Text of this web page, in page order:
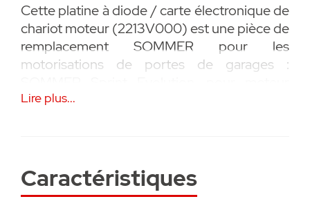
Cette platine à diode / carte électronique de
chariot moteur (2213V000) est une pièce de
remplacement SOMMER pour les
motorisations de portes de garages :
Duo Vision 500/650, pour moteur Marathon
• Pièce de rechange / détachée SOMMER
• Garanti 2 ans
Lire plus...
Caractéristiques